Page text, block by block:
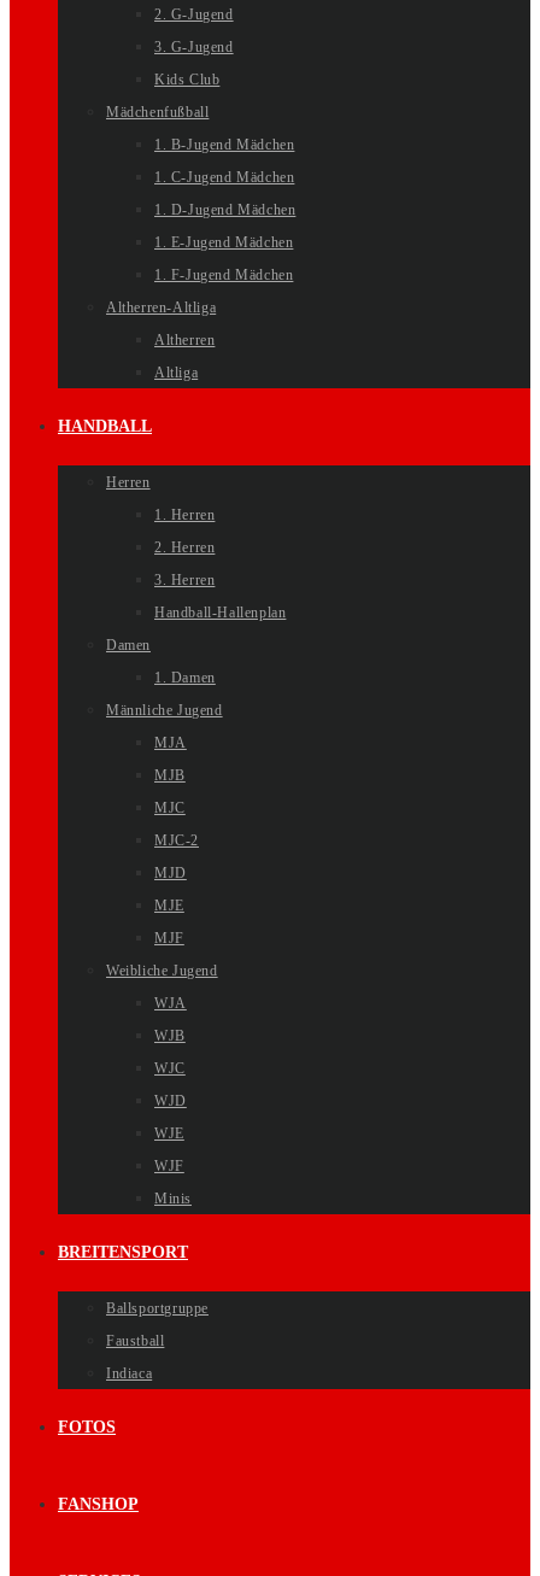
2. G-Jugend
3. G-Jugend
Kids Club
Mädchenfußball
1. B-Jugend Mädchen
1. C-Jugend Mädchen
1. D-Jugend Mädchen
1. E-Jugend Mädchen
1. F-Jugend Mädchen
Altherren-Altliga
Altherren
Altliga
HANDBALL
Herren
1. Herren
2. Herren
3. Herren
Handball-Hallenplan
Damen
1. Damen
Männliche Jugend
MJA
MJB
MJC
MJC-2
MJD
MJE
MJF
Weibliche Jugend
WJA
WJB
WJC
WJD
WJE
WJF
Minis
BREITENSPORT
Ballsportgruppe
Faustball
Indiaca
FOTOS
FANSHOP